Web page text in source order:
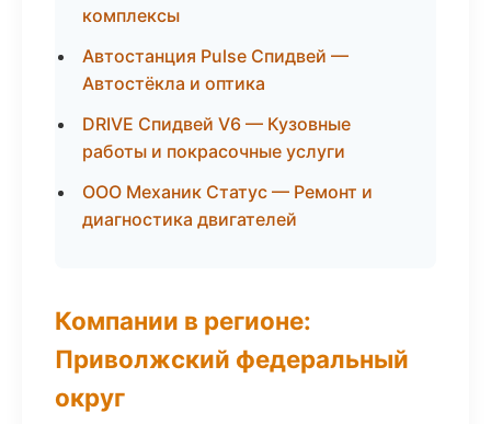
комплексы
Автостанция Pulse Спидвей —
Автостёкла и оптика
DRIVE Спидвей V6 — Кузовные
работы и покрасочные услуги
ООО Механик Статус — Ремонт и
диагностика двигателей
Компании в регионе:
Приволжский федеральный
округ